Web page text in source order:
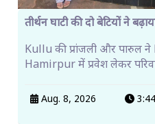
तीर्थन घाटी की दो बेटियों ने
Kullu की प्रांजली और पारुल
Hamirpur में प्रवेश लेकर
Aug. 8, 2026